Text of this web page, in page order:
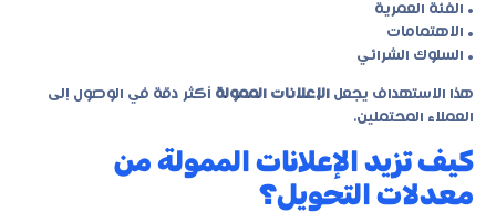
• الفئة العمرية
• الاهتمامات
• السلوك الشرائي
هذا الاستهداف يجعل الإعلانات الممولة أكثر دقة في الوصول إلى
العملاء المحتملين.
كيف تزيد الإعلانات الممولة من
معدلات التحويل؟